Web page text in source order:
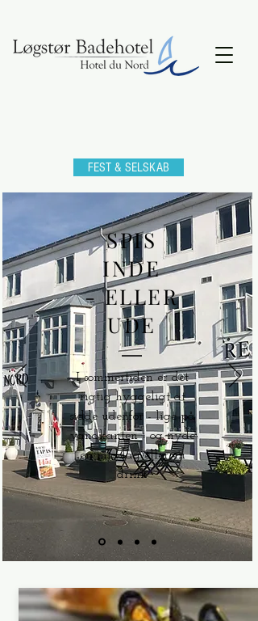
FEST & SELSKAB
SPIS
INDE
- ELLER
UDE
I sommertiden er det
rigtig hyggeligt at
sidde udenfor - lige på
vandkanten - og nyde
en middag eller en
drink